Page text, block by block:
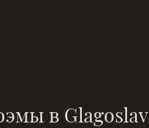
в Glagoslav